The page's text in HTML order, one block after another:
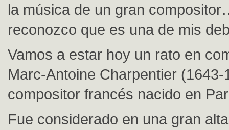
la música de un gran
reconozco que es una de mis
Vamos a estar hoy un rato en
Marc-Antoine Charpentier (1643-
compositor francés nacido en
Fue considerado en una gran